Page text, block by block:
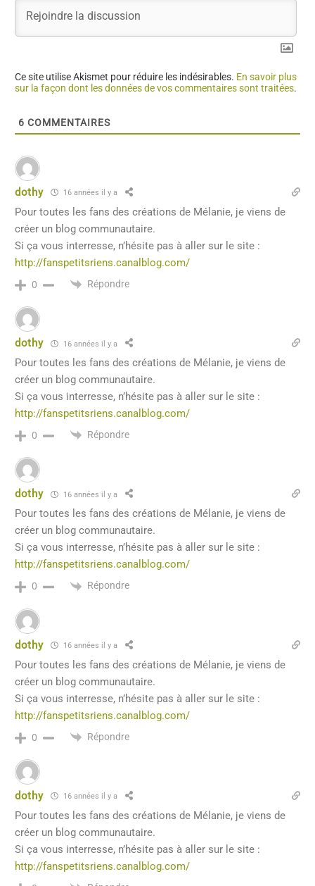
Ce site utilise Akismet pour réduire les indésirables. En savoir plus
sur la façon dont les données de vos commentaires sont traitées.
6 COMMENTAIRES
dothy 16 années il y a
Pour toutes les fans des créations de Mélanie, je viens de
créer un blog communautaire.
Si ça vous interresse, n’hésite pas à aller sur le site :
http://fanspetitsriens.canalblog.com/
0 Répondre
dothy 16 années il y a
Pour toutes les fans des créations de Mélanie, je viens de
créer un blog communautaire.
Si ça vous interresse, n’hésite pas à aller sur le site :
http://fanspetitsriens.canalblog.com/
0 Répondre
dothy 16 années il y a
Pour toutes les fans des créations de Mélanie, je viens de
créer un blog communautaire.
Si ça vous interresse, n’hésite pas à aller sur le site :
http://fanspetitsriens.canalblog.com/
0 Répondre
dothy 16 années il y a
Pour toutes les fans des créations de Mélanie, je viens de
créer un blog communautaire.
Si ça vous interresse, n’hésite pas à aller sur le site :
http://fanspetitsriens.canalblog.com/
0 Répondre
dothy 16 années il y a
Pour toutes les fans des créations de Mélanie, je viens de
créer un blog communautaire.
Si ça vous interresse, n’hésite pas à aller sur le site :
http://fanspetitsriens.canalblog.com/